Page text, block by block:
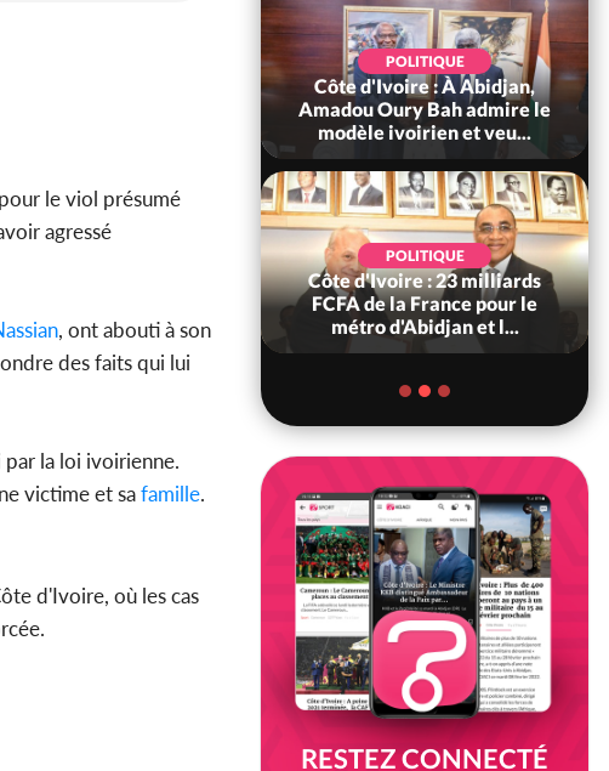
le viol présumé
agressé
, ont abouti à son
des faits qui lui
la loi ivoirienne.
victime et safamille.
d'Ivoire, où les cas
de Soro a recou...
POLITIQUE
Côte d'Ivoire : À Abidjan,
Amadou Oury Bah admire le
modèle ivoirien et veu...
POLITIQUE
Côte d'Ivoire : 23 milliards
FCFA de la France pour le
métro d'Abidjan et l...
RESTEZ CONNECTÉ